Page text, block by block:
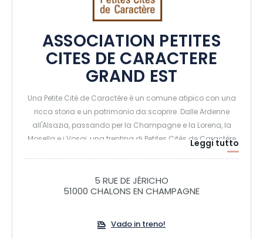
ASSOCIATION PETITES
CITES DE CARACTERE
GRAND EST
Una Petite Cité de Caractère è un comune atipico con una
ricca storia e un patrimonio da scoprire. Dalle Ardenne
all'Alsazia, passando per la Champagne e la Lorena, la
Mosella e i Vosgi, una trentina di Petites Cités de Caractère
porte sono aperte per voi. Apprezzerete una certa arte di
vivere.
Leggi tutto
5 RUE DE JÉRICHO
51000 CHALONS EN CHAMPAGNE
Vado in treno!